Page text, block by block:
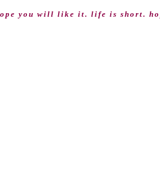
you will like it. life is short.